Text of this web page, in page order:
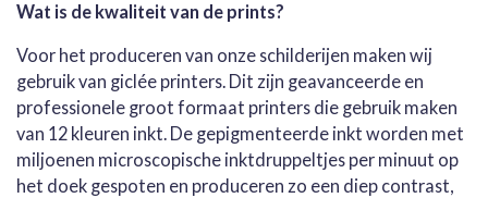
Wat is de kwaliteit van de prints?
Voor het produceren van onze schilderijen maken wij
gebruik van giclée printers. Dit zijn geavanceerde en
professionele groot formaat printers die gebruik maken
van 12 kleuren inkt. De gepigmenteerde inkt worden met
miljoenen microscopische inktdruppeltjes per minuut op
het doek gespoten en produceren zo een diep contrast,